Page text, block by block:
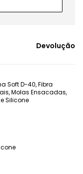
Devolução
Soft D-40, Fibra
Molas Ensacadas,
Silicone